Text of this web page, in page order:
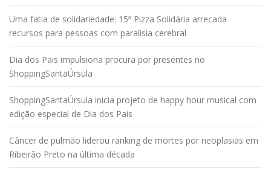
Uma fatia de solidariedade: 15ª Pizza Solidária arrecada
recursos para pessoas com paralisia cerebral
Dia dos Pais impulsiona procura por presentes no
ShoppingSantaÚrsula
ShoppingSantaÚrsula inicia projeto de happy hour musical com
edição especial de Dia dos Pais
Câncer de pulmão liderou ranking de mortes por neoplasias em
Ribeirão Preto na última década